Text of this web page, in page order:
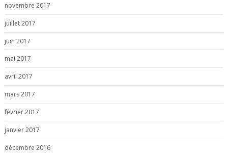
novembre 2017
juillet 2017
juin 2017
mai 2017
avril 2017
mars 2017
février 2017
janvier 2017
décembre 2016